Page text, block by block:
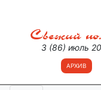
Свежий
3 (86) июль
АРХИВ